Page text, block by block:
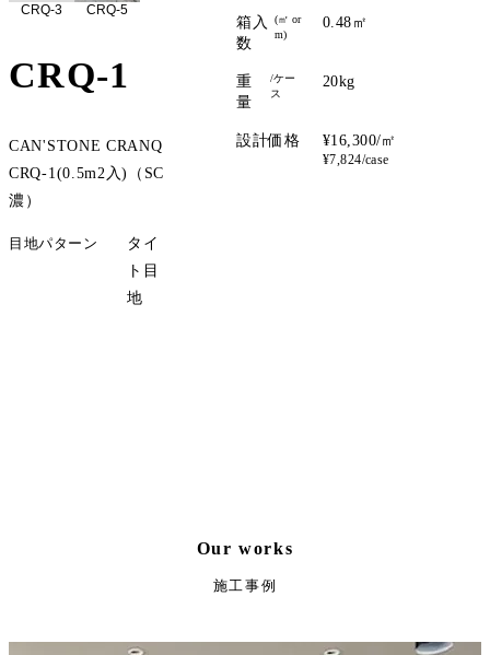
CRQ-3 CRQ-5
CRQ-1
CAN'STONE CRANQ
CRQ-1(0.5m2入)（SC
濃）
目地パターン
タイ
ト目
地
箱入
数
(㎡ or
m)
重
量
/ケー
ス
設計価格
0.48㎡
20kg
¥16,300/㎡
¥7,824/case
Our works
施工事例